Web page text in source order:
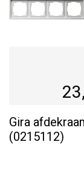
Gira
(0215112)